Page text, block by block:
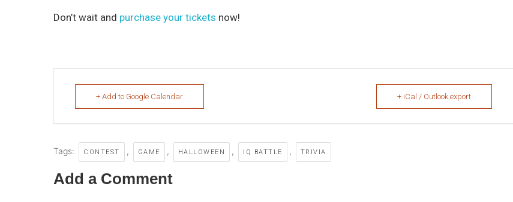
Don’t wait and purchase your tickets now!
+ Add to Google Calendar + iCal / Outlook export
Tags: CONTEST , GAME , HALLOWEEN , IQ BATTLE , TRIVIA
Add a Comment